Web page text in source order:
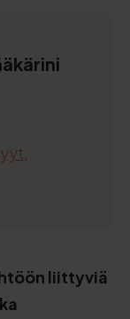
liittyviä